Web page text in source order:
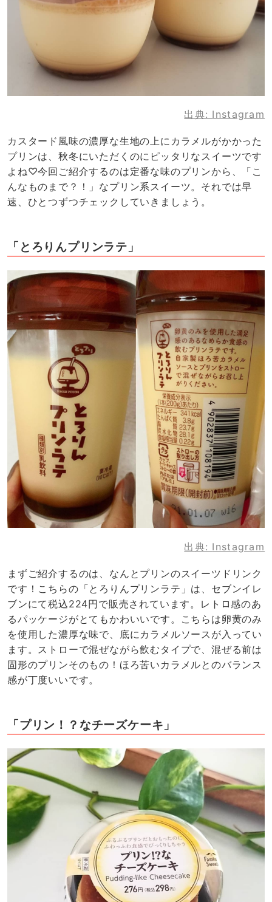
出典: Instagram
カスタード風味の濃厚な生地の上にカラメルがかかった
プリンは、秋冬にいただくのにピッタリなスイーツです
よね♡今回ご紹介するのは定番な味のプリンから、「こ
んなものまで？！」なプリン系スイーツ。それでは早
速、ひとつずつチェックしていきましょう。
「とろりんプリンラテ」
出典: Instagram
まずご紹介するのは、なんとプリンのスイーツドリンク
です！こちらの「とろりんプリンラテ」は、セブンイレ
ブンにて税込224円で販売されています。レトロ感のあ
るパッケージがとてもかわいいです。こちらは卵黄のみ
を使用した濃厚な味で、底にカラメルソースが入ってい
ます。ストローで混ぜながら飲むタイプで、混ぜる前は
固形のプリンそのもの！ほろ苦いカラメルとのバランス
感が丁度いいです。
「プリン！？なチーズケーキ」